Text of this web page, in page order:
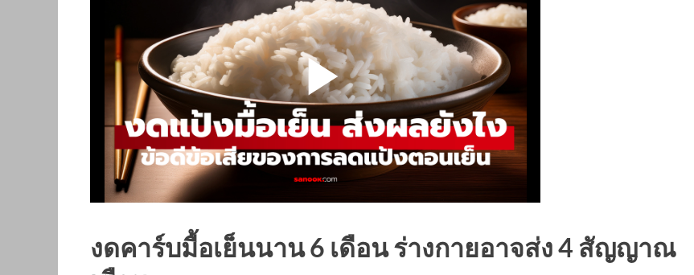
งดคาร์บมื้อเย็นนาน 6 เดือน ร่างกายอาจส่ง 4 สัญญาณ